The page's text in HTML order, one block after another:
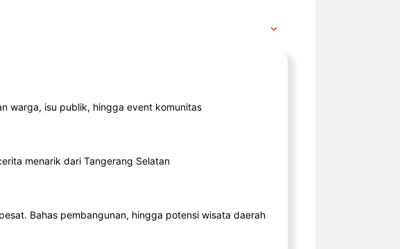
warga, isu publik, hingga event komunitas
menarik dari Tangerang Selatan
Bahas pembangunan, hingga potensi wisata daerah